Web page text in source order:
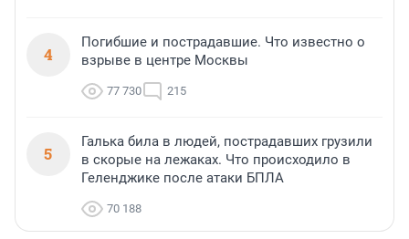
4
Погибшие и пострадавшие. Что известно о
взрыве в центре Москвы
77 730 215
5
Галька била в людей, пострадавших грузили
в скорые на лежаках. Что происходило в
Геленджике после атаки БПЛА
70 188